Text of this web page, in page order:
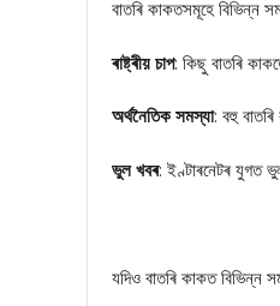
বাতৰি কাকতসমূহে বিভিন্ন
ৰাষ্ট্ৰীয় চাপ: কিছু বাতৰি
অৰ্থনৈতিক সমস্যা: বহু
ভুল খবৰ: ইণ্টাৰনেটৰ যুগত
যদিও বাতৰি কাকত বিভিন্ন